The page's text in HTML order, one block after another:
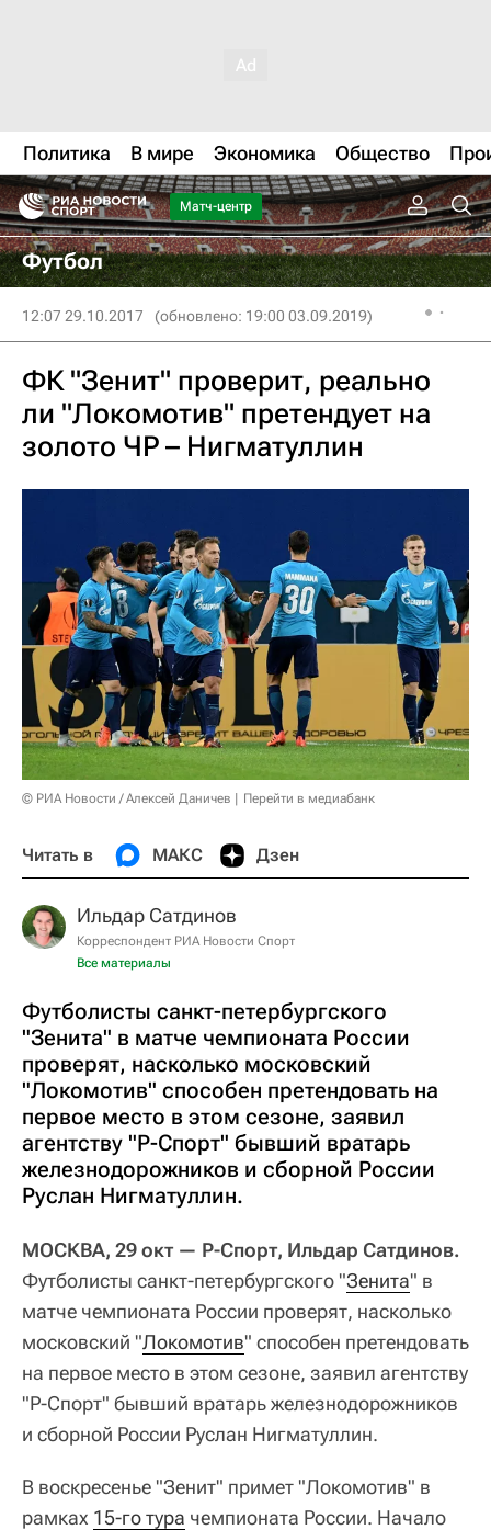
Политика В мире Экономика Общество
Матч-центр
Футбол
12:07 29.10.2017 (обновлено: 19:00 03.09.2019)
ФК "Зенит" проверит, реально
ли "Локомотив" претендует на
золото ЧР – Нигматуллин
© РИА Новости / Алексей Даничев Перейти в медиабанк
Читать в МАКС Дзен
Ильдар Сатдинов
Корреспондент РИА Новости Спорт
Все материалы
Футболисты санкт-петербургского
"Зенита" в матче чемпионата России
проверят, насколько московский
"Локомотив" способен претендовать на
первое место в этом сезоне, заявил
агентству "Р-Спорт" бывший вратарь
железнодорожников и сборной России
Руслан Нигматуллин.
МОСКВА, 29 окт — Р-Спорт, Ильдар Сатдинов.
Футболисты санкт-петербургского "Зенита" в
матче чемпионата России проверят, насколько
московский "Локомотив" способен претендовать
на первое место в этом сезоне, заявил агентству
"Р-Спорт" бывший вратарь железнодорожников
и сборной России Руслан Нигматуллин.
В воскресенье "Зенит" примет "Локомотив" в
рамках 15-го тура чемпионата России. Начало